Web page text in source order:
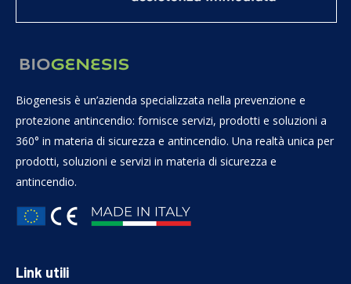
Biogenesis è un’azienda specializzata nella prevenzione e
protezione antincendio: fornisce servizi, prodotti e soluzioni a
360° in materia di sicurezza e antincendio. Una realtà unica per
prodotti, soluzioni e servizi in materia di sicurezza e
antincendio.
Link utili